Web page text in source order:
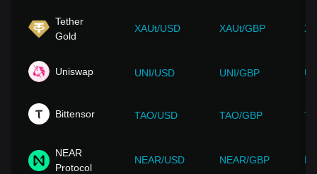
Tether
Gold
XAUt/USD XAUt/GBP
Uniswap UNI/USD UNI/GBP
Bittensor TAO/USD TAO/GBP
NEAR
Protocol
NEAR/USD NEAR/GBP